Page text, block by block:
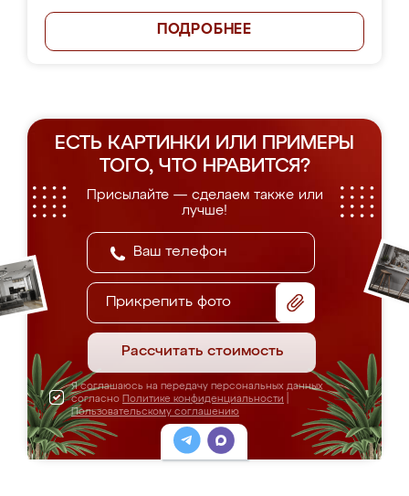
ПОДРОБНЕЕ
ЕСТЬ КАРТИНКИ ИЛИ ПРИМЕРЫ
ТОГО, ЧТО НРАВИТСЯ?
Присылайте — сделаем также или
лучше!
Прикрепить фото
Рассчитать стоимость
Я соглашаюсь на передачу персональных данных
согласно Политике конфиденциальности
Пользовательскому соглашению